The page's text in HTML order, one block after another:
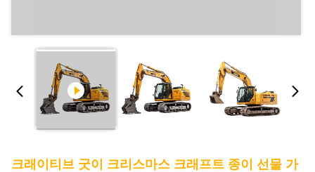
크래이티브 굿이 크리스마스 크래프트 종이 선물 가